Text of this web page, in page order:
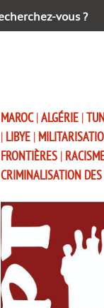
MAROC |ALGÉRIE |
| LIBYE |
FRONTIÈRES |
CRIMINALISATION